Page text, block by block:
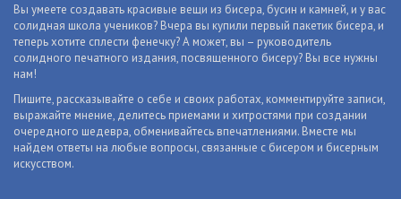
Вы умеете создавать красивые вещи из бисера, бусин и камней, и у вас
солидная школа учеников? Вчера вы купили первый пакетик бисера, и
теперь хотите сплести фенечку? А может, вы – руководитель
солидного печатного издания, посвященного бисеру? Вы все нужны
нам!
Пишите, рассказывайте о себе и своих работах, комментируйте записи,
выражайте мнение, делитесь приемами и хитростями при создании
очередного шедевра, обменивайтесь впечатлениями. Вместе мы
найдем ответы на любые вопросы, связанные с бисером и бисерным
искусством.